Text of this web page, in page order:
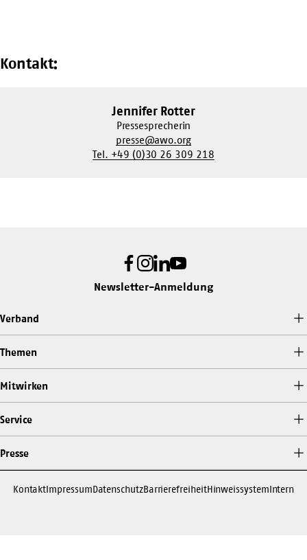
Kontakt:
Jennifer Rotter
Pressesprecherin
presse@awo.org
Tel. +49 (0)30 26 309 218
Facebook
Instagram
LinkedIn
Youtube
Newsletter-Anmeldung
Verband
Themen
Mitwirken
Service
Presse
KontaktImpressumDatenschutzBarrierefreiheitHinweissystemIntern